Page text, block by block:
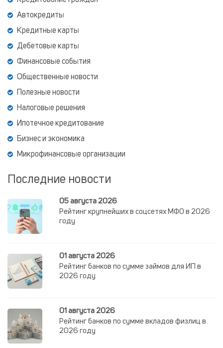
Автокредиты
Кредитные карты
Дебетовые карты
Финансовые события
Общественные новости
Полезные новости
Налоговые решения
Ипотечное кредитование
Бизнес и экономика
Микрофинансовые организации
Последние новости
05 августа 2026
Рейтинг крупнейших в соцсетях МФО в 2026
году
01 августа 2026
Рейтинг банков по сумме займов для ИП в
2026 году
01 августа 2026
Рейтинг банков по сумме вкладов физлиц в
2026 году